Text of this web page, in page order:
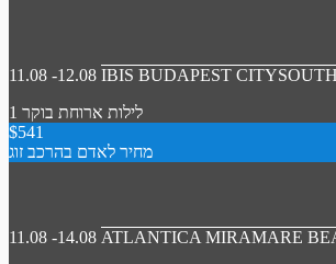
11.08 -12.08 IBIS BUDAPEST CITYSOUTH
1 לילות ארוחת בוקר
$541
מחיר לאדם בהרכב זוג
11.08 -14.08 ATLANTICA MIRAMARE